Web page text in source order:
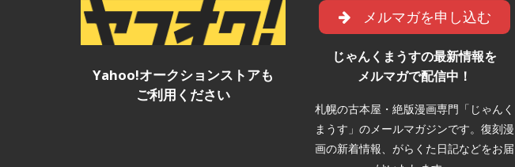
Yahoo!オークションストアも
ご利用ください
メルマガを申し込む
じゃんくまうすの最新情報を
メルマガで配信中！
札幌の古本屋・絶版漫画専門「じゃんく
まうす」のメールマガジンです。復刻漫
画の新着情報、がらくた日記などをお届